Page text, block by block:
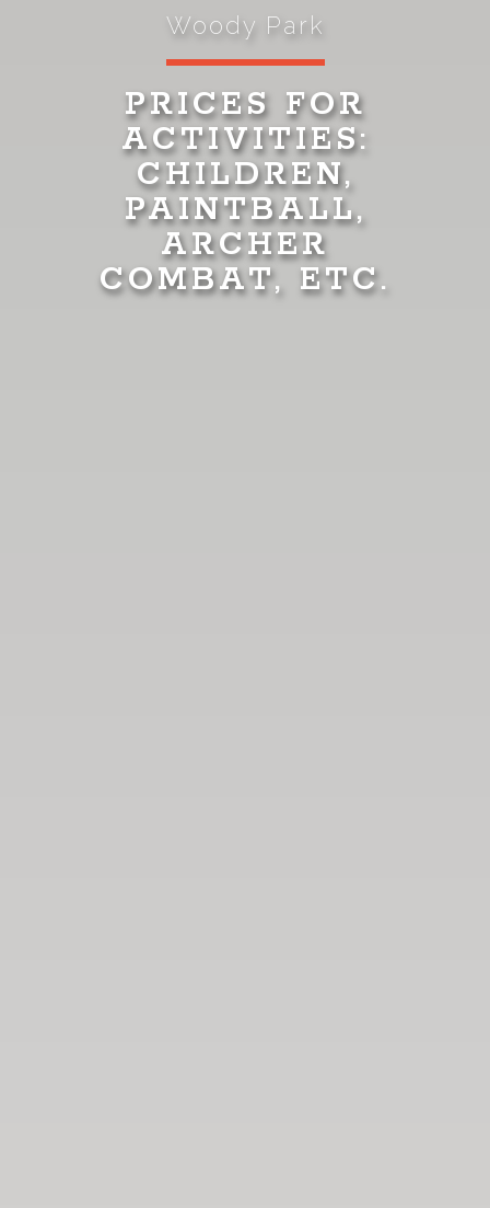
Woody Park
PRICES FOR
ACTIVITIES:
CHILDREN,
PAINTBALL,
ARCHER
COMBAT, ETC.